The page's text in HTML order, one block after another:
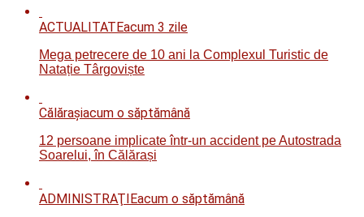
ACTUALITATEacum 3 zile
Mega petrecere de 10 ani la Complexul Turistic de
Natație Târgoviște
Călăraşiacum o săptămână
12 persoane implicate într-un accident pe Autostrada
Soarelui, în Călărași
ADMINISTRAŢIEacum o săptămână